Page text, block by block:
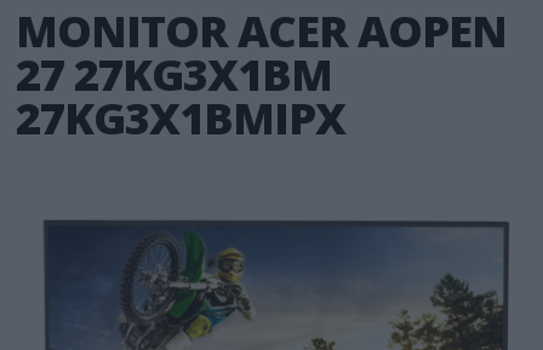
MONITOR ACER AOPEN
27 27KG3X1BM
27KG3X1BMIPX